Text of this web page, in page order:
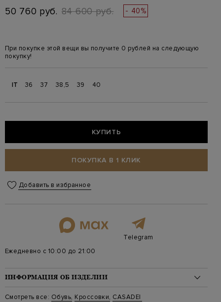
50 760 руб. 84 600 руб. - 40%
При покупке этой вещи вы получите 0 рублей на следующую
покупку!
IT 36 37 38,5 39 40
КУПИТЬ
ПОКУПКА В 1 КЛИК
Добавить в избранное
Telegram
Ежедневно с 10:00 до 21:00
ИНФОРМАЦИЯ ОБ ИЗДЕЛИИ
Материал: кожа 100%
Смотреть все: Обувь, Кроссовки, CASADEI